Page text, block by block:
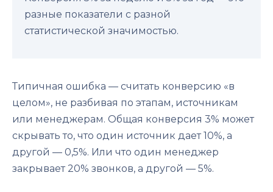
разные показатели с разной
статистической значимостью.
Типичная ошибка — считать конверсию «в
целом», не разбивая по этапам, источникам
или менеджерам. Общая конверсия 3% может
скрывать то, что один источник дает 10%, а
другой — 0,5%. Или что один менеджер
закрывает 20% звонков, а другой — 5%.